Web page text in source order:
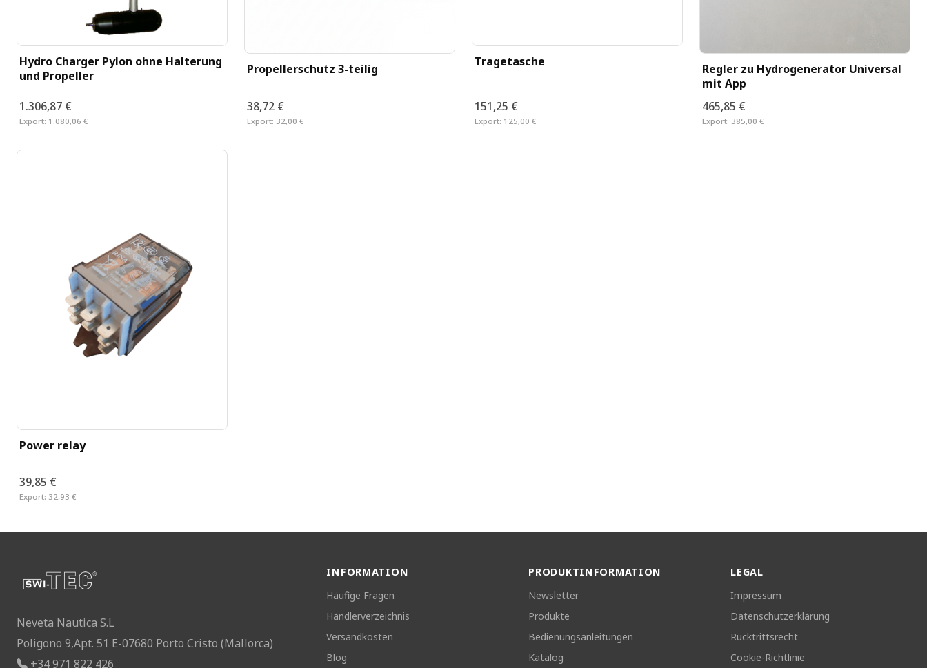
Hydro Charger Pylon ohne Halterung
und Propeller
1.306,87 €
Export: 1.080,06 €
Propellerschutz 3-teilig
38,72 €
Export: 32,00 €
Tragetasche
151,25 €
Export: 125,00 €
Regler zu Hydrogenerator Universal
mit App
465,85 €
Export: 385,00 €
Power relay
39,85 €
Export: 32,93 €
Neveta Nautica S.L
Poligono 9,Apt. 51 E-07680 Porto Cristo (Mallorca)
+34 971 822 426
INFORMATION
Häufige Fragen
Händlerverzeichnis
Versandkosten
Blog
PRODUKTINFORMATION
Newsletter
Produkte
Bedienungsanleitungen
Katalog
LEGAL
Impressum
Datenschutzerklärung
Rücktrittsrecht
Cookie-Richtlinie